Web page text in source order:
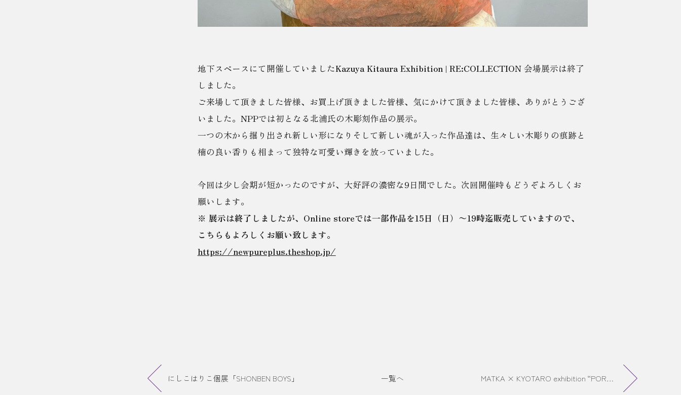
地下スペースにて開催していましたKazuya Kitaura Exhibition | RE:COLLECTION会場展示は終了
しました。
ご来場して頂きました皆様、お買上げ頂きました皆様、気にかけて頂きました皆様、ありがとうござ
いました。NPPでは初となる北浦氏の木彫刻作品の展示。
一つの木から掘り出され新しい形になりそして新しい魂が入った作品達は、生々しい木彫りの痕跡と
楠の良い香りも相まって独特な可愛い輝きを放っていました。
今回は少し会期が短かったのですが、大好評の濃密な9日間でした。次回開催時もどうぞよろしくお
願いします。
※ 展示は終了しましたが、Online storeでは一部作品を15日（日）〜19時迄販売していますので、
こちらもよろしくお願い致します。
https://newpureplus.theshop.jp/
にしこはりこ個展「SHONBEN BOYS」 一覧へ MATKA × KYOTARO exhibition “PORTKEY”